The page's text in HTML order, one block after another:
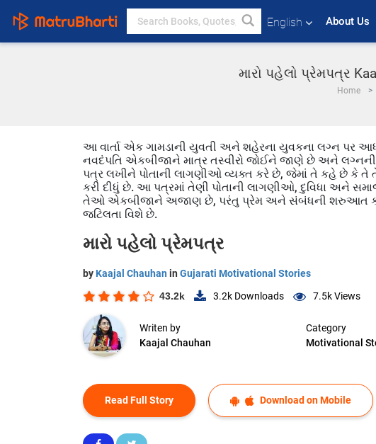
English About Us
મારો પહેલો પ્રેમપત્ર
Home
આ વાર્તા એક ગામડાની યુવતી અને શહેરના યુવકના લગ્ન પર
નવદંપતિ એકબીજાને માત્ર તસ્વીરો જોઈને જાણે છે અને
પત્ર લખીને પોતાની લાગણીઓ વ્યક્ત કરે છે, જેમાં તે કહે છે કે
કરી દીધું છે. આ પત્રમાં તેણી પોતાની લાગણીઓ, દુવિધા અને
તેઓ એકબીજાને અજાણ છે, પરંતુ પ્રેમ અને સંબંધની શરુઆત
જટિલતા વિશે છે.
મારો પહેલો પ્રેમપત્ર
by Kaajal Chauhan in Gujarati Motivational Stories
43.2k 3.2k Downloads 7.5kViews
Writen by
Kaajal Chauhan
Category
Motivational
Read Full Story Download on Mobile